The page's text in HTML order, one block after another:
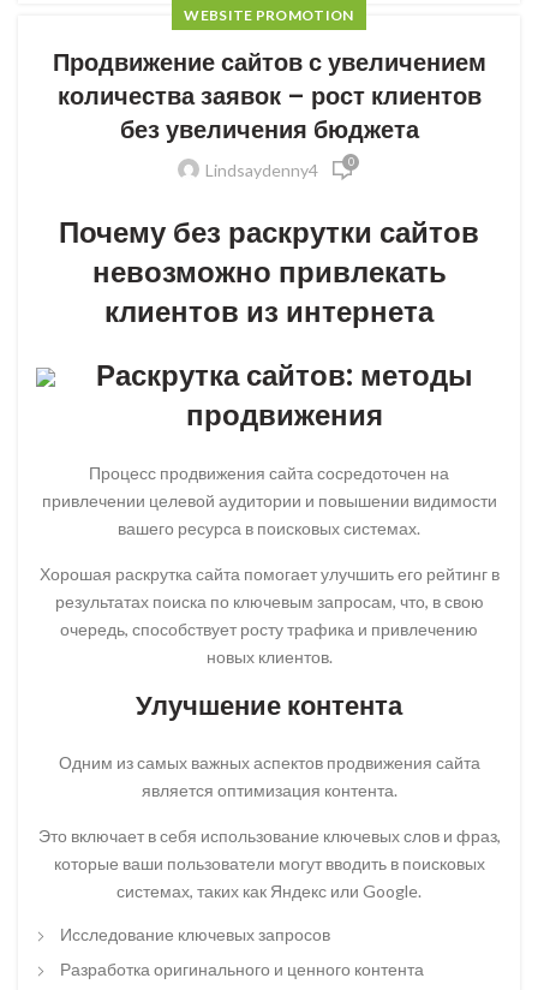
WEBSITE PROMOTION
Продвижение сайтов с увеличением
количества заявок – рост клиентов
без увеличения бюджета
Lindsaydenny4 0
Почему без раскрутки сайтов
невозможно привлекать
клиентов из интернета
Раскрутка сайтов: методы
продвижения
Процесс продвижения сайта сосредоточен на
привлечении целевой аудитории и повышении видимости
вашего ресурса в поисковых системах.
Хорошая раскрутка сайта помогает улучшить его рейтинг в
результатах поиска по ключевым запросам, что, в свою
очередь, способствует росту трафика и привлечению
новых клиентов.
Улучшение контента
Одним из самых важных аспектов продвижения сайта
является оптимизация контента.
Это включает в себя использование ключевых слов и фраз,
которые ваши пользователи могут вводить в поисковых
системах, таких как Яндекс или Google.
Исследование ключевых запросов
Разработка оригинального и ценного контента